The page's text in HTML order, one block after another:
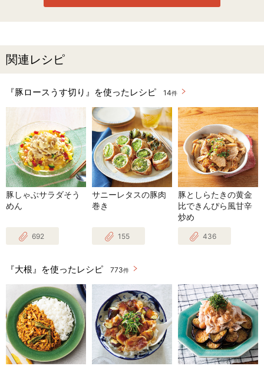
関連レシピ
『豚ロースうす切り』を使ったレシピ 14件
豚しゃぶサラダそう
めん
692
サニーレタスの豚肉
巻き
155
豚としらたきの黄金
比できんぴら風甘辛
炒め
436
『大根』を使ったレシピ 773件